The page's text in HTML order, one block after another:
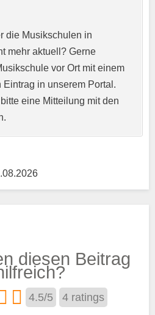
*
die Musikschulen in
mehr aktuell? Gerne
vor Ort mit einem
in unserem Portal.
eine Mitteilung mit den
diesen Beitrag
4.5/5 4 ratings